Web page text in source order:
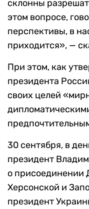
склонны
этом вопросе,
перспективы, в
приходится», —
При этом, как
президента
своих целей
30 сентября, в
президент
о
Херсонской и
президент